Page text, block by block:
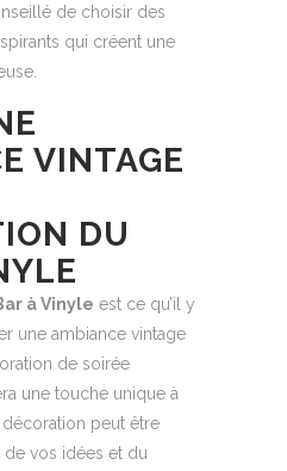
de choisir des
qui créent une
VINTAGE
DU
à Vinyle est ce qu’il y
une ambiance vintage
de soirée
une touche unique à
peut être
vos idées et du